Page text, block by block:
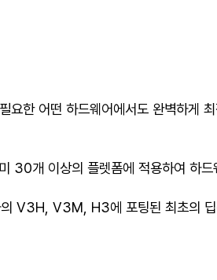
한 어떤 하드웨어에서도 완벽하게
30개 이상의 플렛폼에 적용하여 하
V3H, V3M, H3에 포팅된 최초의 딥